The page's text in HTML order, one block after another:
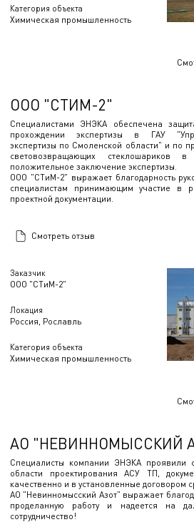
Категория объекта
Химическая промышленность
Заказчик
ООО "СТиМ-2"
Локация
Россия, Рославль
Категория объекта
Химическая промышленность
ООО "СТИМ-2"
Специалистами ЭНЭКА обеспечена
прохождении экспертизы в ГАУ
экспертизы по Смоленской области" и по
световозвращающих стеклошариков
положительное заключение экспертизы.
ООО "СТиМ-2" выражает благодарность
специалистам принимающим участие в
проектной документации.
Смотреть отзыв
АО "НЕВИННОМЫССКИЙ
Специалисты компании ЭНЭКА проявили
области проектирования АСУ ТП,
качественно и в установленные договором
АО "Невинномысский Азот" выражает
проделанную работу и надеется на
сотрудничество!